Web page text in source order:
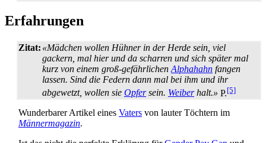
Erfahrungen
Zitat: «Mädchen wollen Hühner in der Herde sein, viel
gackern, mal hier und da scharren und sich später mal
kurz von einem groß-gefährlichen Alphahahn fangen
lassen. Sind die Federn dann mal bei ihm und ihr
abgewetzt, wollen sie Opfersein. Weiberhalt.» P.[5]
Wunderbarer Artikel eines Vaters von lauter Töchtern im
Männermagazin.